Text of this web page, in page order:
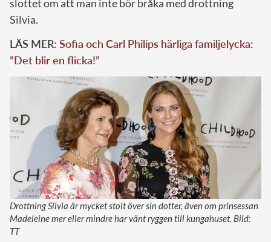
slottet om att man inte bör bråka med drottning
Silvia.
LÄS MER: Sofia och Carl Philips härliga familjelycka:
”Det blir en flicka!”
Drottning Silvia är mycket stolt över sin dotter, även om prinsessan
Madeleine mer eller mindre har vänt ryggen till kungahuset. Bild:
TT